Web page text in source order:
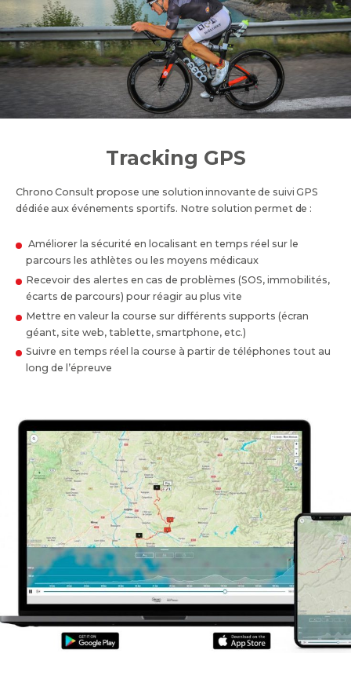
Tracking GPS
Chrono Consult propose une solution innovante de suivi GPS
dédiée aux événements sportifs. Notre solution permet de :
Améliorer la sécurité en localisant en temps réel sur le
parcours les athlètes ou les moyens médicaux
Recevoir des alertes en cas de problèmes (SOS, immobilités,
écarts de parcours) pour réagir au plus vite
Mettre en valeur la course sur différents supports (écran
géant, site web, tablette, smartphone, etc.)
Suivre en temps réel la course à partir de téléphones tout au
long de l’épreuve